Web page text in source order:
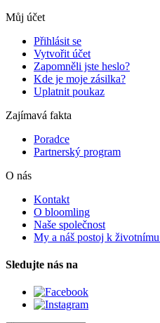
Můj účet
Přihlásit se
Vytvořit účet
Zapomněli jste heslo?
Kde je moje zásilka?
Uplatnit poukaz
Zajímavá fakta
Poradce
Partnerský program
O nás
Kontakt
O bloomling
Naše společnost
My a náš postoj k
Sledujte nás na